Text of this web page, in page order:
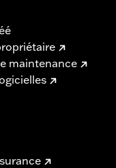
maintenance